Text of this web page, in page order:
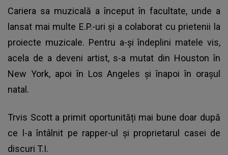
Cariera sa muzicală a început în facultate, unde a
lansat mai multe E.P.-uri și a colaborat cu prietenii la
proiecte muzicale. Pentru a-și îndeplini matele vis,
acela de a deveni artist, s-a mutat din Houston în
New York, apoi în Los Angeles și înapoi în orașul
natal.
Trvis Scott a primit oportunități mai bune doar după
ce l-a întâlnit pe rapper-ul și proprietarul casei de
discuri T.I.